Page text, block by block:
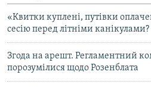
«Квитки куплені, путівки
сесію перед літніми канікулами?
Згода на арешт. Регламентний
порозумілися щодо Розенблата